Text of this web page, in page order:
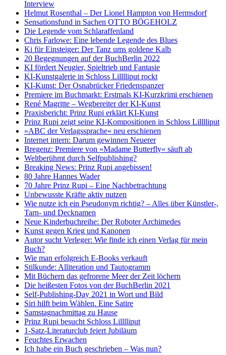
Interview
Helmut Rosenthal – Der Lionel Hampton von Hermsdorf
Sensationsfund in Sachen OTTO BÖGEHOLZ
Die Legende vom Schlaraffenland
Chris Farlowe: Eine lebende Legende des Blues
Ki für Einsteiger: Der Tanz ums goldene Kalb
20 Begegnungen auf der BuchBerlin 2022
KI fördert Neugier, Spieltrieb und Fantasie
KI-Kunstgalerie in Schloss Lilllliput rockt
KI-Kunst: Der Osnabrücker Friedenspanzer
Premiere im Buchmarkt: Erstmals KI-Kurzkrimi erschienen
René Magritte – Wegbereiter der KI-Kunst
Praxisbericht: Prinz Rupi erklärt KI-Kunst
Prinz Rupi zeigt seine KI-Kompositionen in Schloss Lilllliput
»ABC der Verlagssprache« neu erschienen
Internet intern: Darum gewinnen Neuerer
Bregenz: Premiere von »Madame Butterfly« säuft ab
Weltberühmt durch Selfpublishing?
Breaking News: Prinz Rupi angebissen!
80 Jahre Hannes Wader
70 Jahre Prinz Rupi – Eine Nachbetrachtung
Unbewusste Kräfte aktiv nutzen
Wie nutze ich ein Pseudonym richtig? – Alles über Künstler-,
Tarn- und Decknamen
Neue Kinderbuchreihe: Der Roboter Archimedes
Kunst gegen Krieg und Kanonen
Autor sucht Verleger: Wie finde ich einen Verlag für mein
Buch?
Wie man erfolgreich E-Books verkauft
Stilkunde: Alliteration und Tautogramm
Mit Büchern das gefrorene Meer der Zeit löchern
Die heißesten Fotos von der BuchBerlin 2021
Self-Publishing-Day 2021 in Wort und Bild
Siri hilft beim Wählen. Eine Satire
Samstagnachmittag zu Hause
Prinz Rupi besucht Schloss Lilllliput
1-Satz-Literaturclub feiert Jubiläum
Feuchtes Erwachen
Ich habe ein Buch geschrieben – Was nun?